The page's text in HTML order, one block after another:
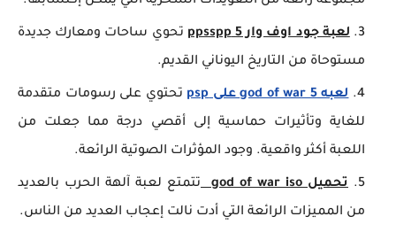
لعبة جود اوف وار 5 ppsspp
تحوي ساحات ومعارك جديدة
مستوحاة من التاريخ اليوناني القديم.
لعبه god of war 5 على psp
تحتوي على رسومات متقدمة
للغاية وتأثيرات حماسية إلى أقصي درجة مما جعلت من
اللعبة أكثر واقعية. وجود المؤثرات الصوتية الرائعة.
تحميل god of war iso
تتمتع لعبة آلهة الحرب بالعديد
من المميزات الرائعة التي أدت نالت إعجاب العديد من الناس.